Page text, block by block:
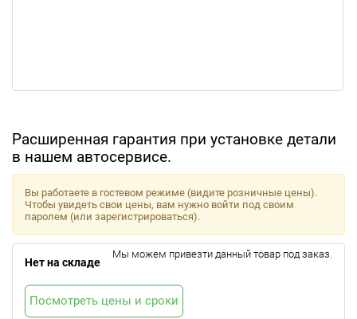
Расширенная гарантия при установке детали
в нашем автосервисе.
Вы работаете в гостевом режиме (видите розничные цены).
Чтобы увидеть свои цены, вам нужно войти под своим
паролем (или зарегистрироваться).
Нет на складе
Мы можем привезти данный товар под заказ.
Посмотреть цены и сроки